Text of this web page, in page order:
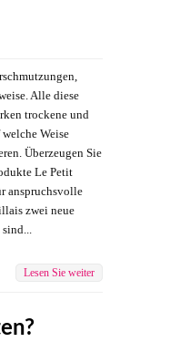
Alle diese
trockene und
Weise
Überzeugen Sie
Le Petit
anspruchsvolle
zwei neue
Lesen Sie weiter